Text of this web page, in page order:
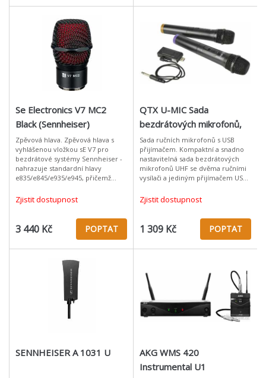
Se Electronics V7 MC2
Black (Sennheiser)
Zpěvová hlava. Zpěvová hlava s
vyhlášenou vložkou sE V7 pro
bezdrátové systémy Sennheiser -
nahrazuje standardní hlavy
e835/e845/e935/e945, přičemž
vazbě, manipulačním ruchům a
především j
Zjistit dostupnost
3 440 Kč POPTAT
QTX U-MIC Sada
bezdrátových mikrofonů,
863.2 + 864.8 MHz
Sada ručních mikrofonů s USB
přijímačem. Kompaktní a snadno
nastavitelná sada bezdrátových
mikrofonů UHF se dvěma ručními
vysílači a jediným přijímačem USB.
USB portu a napájí výstup obou
Zjistit dostupnost
1 309 Kč POPTAT
SENNHEISER A 1031 U
AKG WMS 420
Instrumental U1